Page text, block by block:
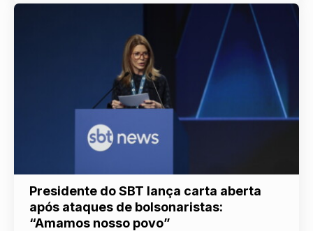
Presidente do SBT lança carta aberta
após ataques de bolsonaristas:
“Amamos nosso povo”